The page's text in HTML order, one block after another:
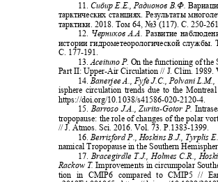
11.Сибир Е.Е., Радионов В.Ф.
тарктических станциях. Результаты
тарктики. 2018. Том 64, №3 (117). С. 250-
12. Черников А.А.Развитие
истории гидрометеорологической службы.
С. 177-191.
13. Aceituno P. On the functioning of the
Part II: Upper-Air Circulation // J. Clim.
14.Banerjee A., Fyfe J.C., Polvani L.M.,
isphere circulation trends due to the
https://doi.org/10.1038/s41586-020-2120-4.
15.Barroso J.A., Zurita-Gotor P.
tropopause: the role of changes of the polar
// J. Atmos. Sci. 2016. Vol. 73.Р.1383-1399.
16.Berrisford P., Hoskins B.J., Tyrplis E.
namical Tropopause in the Southern
17.Bracegirdle T.J., Holmes C.R.,
Rackow T.Improvements in circumpolar
tion in CMIP6 compared to CMIP5 //